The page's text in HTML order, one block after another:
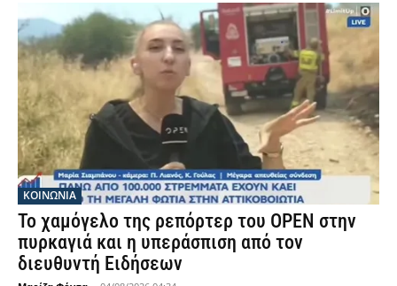
ΚΟΙΝΩΝΙΑ
Το χαμόγελο της ρεπόρτερ του OPEN στην
πυρκαγιά και η υπεράσπιση από τον
διευθυντή Ειδήσεων